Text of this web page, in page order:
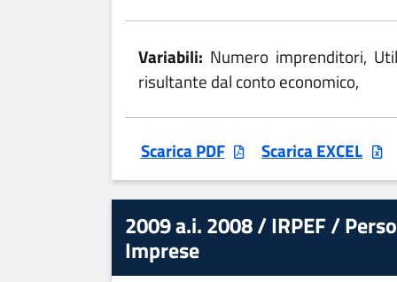
Variabili: Numero imprenditori,
risultante dal conto economico,
Scarica PDF Scarica EXCEL
2009 a.i. 2008 / IRPEF /
Imprese